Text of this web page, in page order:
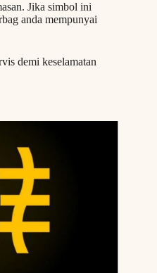
Jika simbol ini
anda mempunyai
demi keselamatan